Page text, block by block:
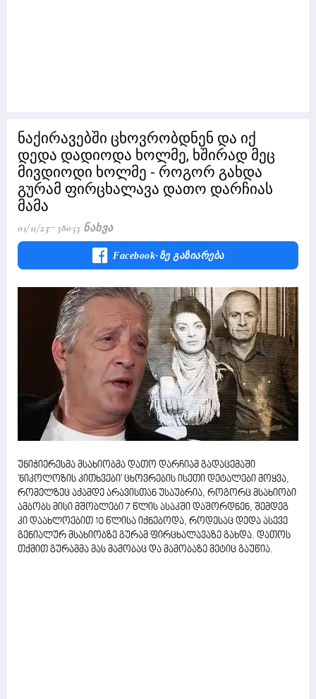
ნაქირავებში ცხოვრობდნენ და იქ
დედა დადიოდა ხოლმე, ხშირად მეც
მივდიოდი ხოლმე - როგორ გახდა
გურამ ფირცხალავა დათო დარჩიას
მამა
01/11/23 38053 Ნახვა
Facebook-Ზე Გაზიარება
უნიჭიერესმა მსახიობმა დათო დარჩიამ გადაცემაში
'ნიკოლოზის კითხვები' ცხოვრების ისეთი დეტალები მოყვა,
რომელზეც აქამდე არავისთან უსაუბრია, როგორც მსახიობი
ამბობს მისი მშობლები 7 წლის ასაკში დაშორდნენ, შემდეგ
კი დაახლოებით 10 წლისა იქნებოდა, როდესაც დედა ასევე
გენიალურ მსახიობზე გურამ ფირცხალავაზე გახდა. დათოს
თქმით გურამმა მას მამობაც და მამობაზე მეტიც გაუწია.